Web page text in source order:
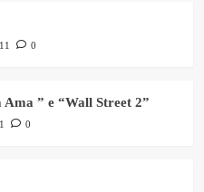
0
” e “Wall Street 2”
0